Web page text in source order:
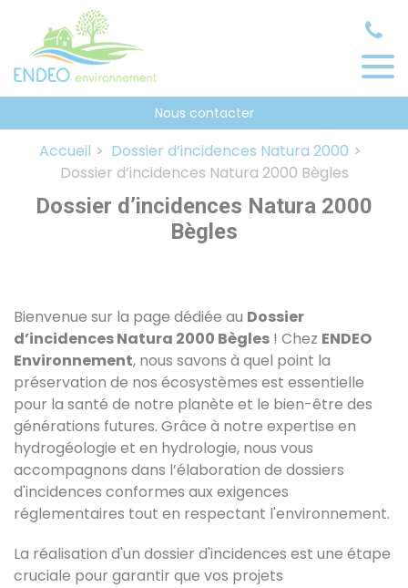
Nous contacter
Accueil
Dossier d’incidences Natura 2000
Dossier d’incidences Natura 2000 Bègles
Dossier d’incidences Natura 2000
Bègles
Bienvenue sur la page dédiée au Dossier
d’incidences Natura 2000 Bègles ! Chez ENDEO
Environnement, nous savons à quel point la
préservation de nos écosystèmes est essentielle
pour la santé de notre planète et le bien-être des
générations futures. Grâce à notre expertise en
hydrogéologie et en hydrologie, nous vous
accompagnons dans l’élaboration de dossiers
d'incidences conformes aux exigences
réglementaires tout en respectant l'environnement.
La réalisation d'un dossier d'incidences est une étape
cruciale pour garantir que vos projets
Panneau de gestion des cookies